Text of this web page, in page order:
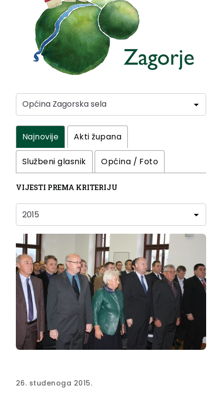
Najnovije Akti župana
Službeni glasnik Općina / Foto
VIJESTI PREMA KRITERIJU
26. studenoga 2015.